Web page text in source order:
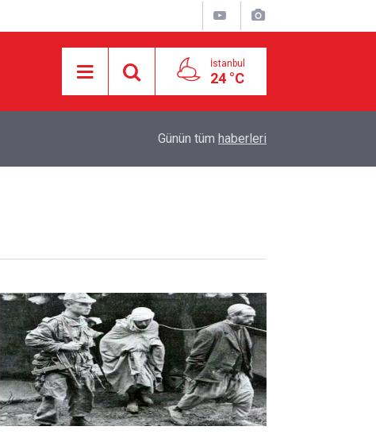
İstanbul
24 °C
İşgalci Yerleşimciler Filistinlilerin Evlerini Ateşe
Günün tüm haberleri